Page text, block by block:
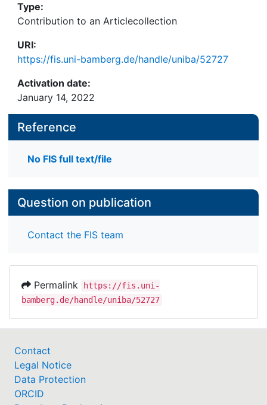
Type:
Contribution to an Articlecollection
URI:
https://fis.uni-bamberg.de/handle/uniba/52727
Activation date:
January 14, 2022
Reference
No FIS full text/file
Question on publication
Contact the FIS team
Permalink
https://fis.uni-
bamberg.de/handle/uniba/52727
Contact
Legal Notice
Data Protection
ORCID